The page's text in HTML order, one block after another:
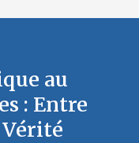
au
: Entre